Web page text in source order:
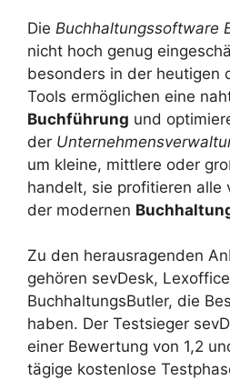
Die Buchhaltungssoftware
nicht hoch genug
besonders in der heutigen
Tools ermöglichen eine
Buchführung und
der
um kleine, mittlere oder
handelt, sie profitieren alle
der modernen
Zu den herausragenden
gehören sevDesk,
BuchhaltungsButler, die
haben. Der Testsieger
einer Bewertung von 1,2
tägige kostenlose